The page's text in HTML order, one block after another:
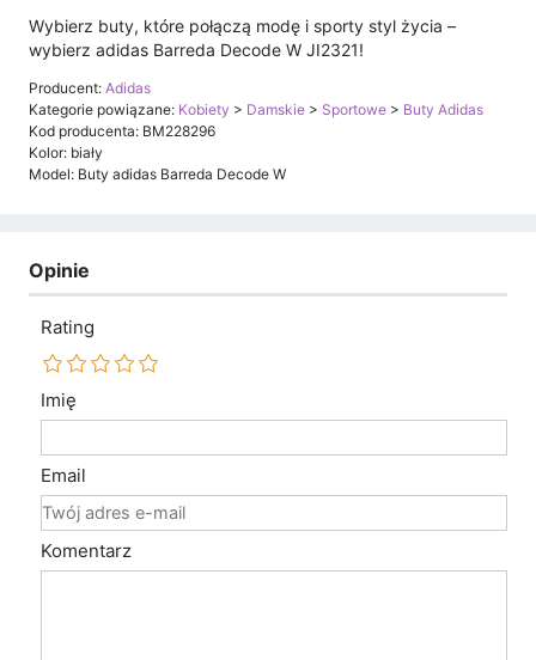
Wybierz buty, które połączą modę i sporty styl życia –
wybierz adidas Barreda Decode W JI2321!
Producent: Adidas
Kategorie powiązane: Kobiety > Damskie > Sportowe > Buty Adidas
Kod producenta: BM228296
Kolor: biały
Model: Buty adidas Barreda Decode W
Opinie
Rating
Imię
Email
Komentarz